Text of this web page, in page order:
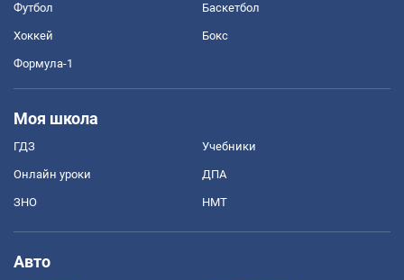
Футбол Баскетбол
Хоккей Бокс
Формула-1
Моя школа
ГДЗ Учебники
Онлайн уроки ДПА
ЗНО НМТ
Авто